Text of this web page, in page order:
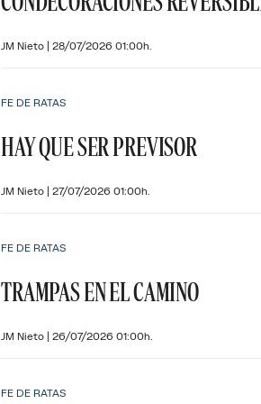
JM Nieto | 28/07/2026 01:00h.
FE DE RATAS
HAY QUE SER PREVISOR
JM Nieto | 27/07/2026 01:00h.
FE DE RATAS
TRAMPAS EN EL CAMINO
JM Nieto | 26/07/2026 01:00h.
FE DE RATAS